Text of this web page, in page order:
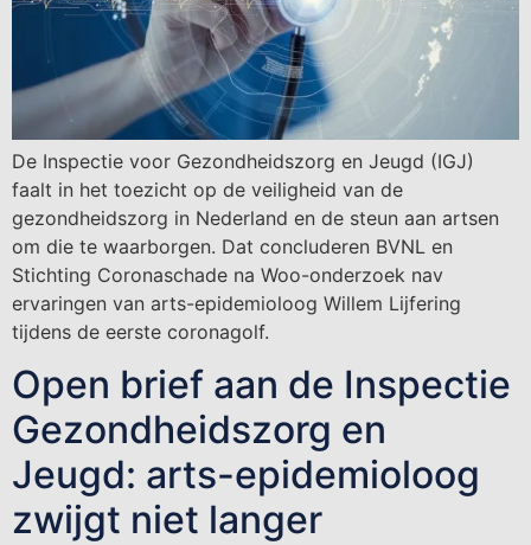
De Inspectie voor Gezondheidszorg en Jeugd (IGJ)
faalt in het toezicht op de veiligheid van de
gezondheidszorg in Nederland en de steun aan artsen
om die te waarborgen. Dat concluderen BVNL en
Stichting Coronaschade na Woo-onderzoek nav
ervaringen van arts-epidemioloog Willem Lijfering
tijdens de eerste coronagolf.
Open brief aan de Inspectie
Gezondheidszorg en
Jeugd: arts-epidemioloog
zwijgt niet langer